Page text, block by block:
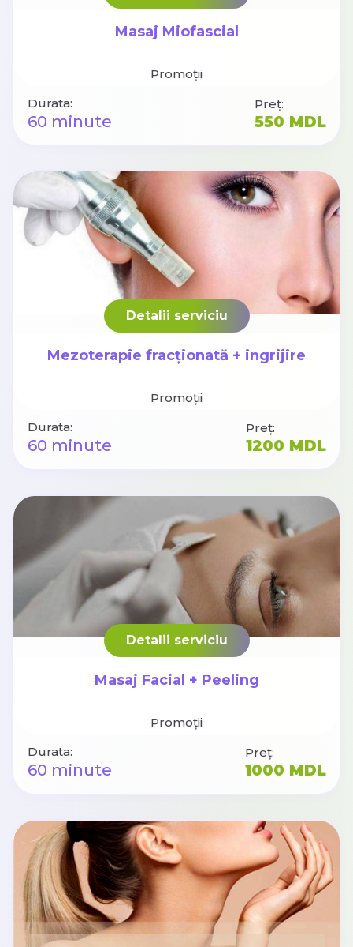
Masaj Miofascial
Promoții
Durata:
60 minute
Preț:
550 MDL
Detalii serviciu
Mezoterapie fracționată + ingrijire
Promoții
Durata:
60 minute
Preț:
1200 MDL
Detalii serviciu
Masaj Facial + Peeling
Promoții
Durata:
60 minute
Preț:
1000 MDL